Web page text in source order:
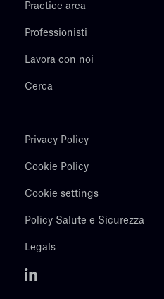
Practice area
Professionisti
Lavora con noi
Cerca
Privacy Policy
Cookie Policy
Cookie settings
Policy Salute e Sicurezza
Legals